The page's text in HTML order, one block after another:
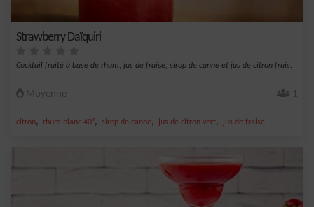
Strawberry Daïquiri
Cocktail fruité à base de rhum, jus de fraise, sirop de canne et jus de citron frais.
Moyenne 1
citron, rhum blanc 40°, sirop de canne, jus de citron vert, jus de fraise